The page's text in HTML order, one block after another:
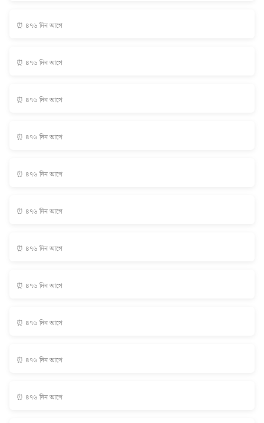
⏰ ৪৭৬ দিন আগে
⏰ ৪৭৬ দিন আগে
⏰ ৪৭৬ দিন আগে
⏰ ৪৭৬ দিন আগে
⏰ ৪৭৬ দিন আগে
⏰ ৪৭৬ দিন আগে
⏰ ৪৭৬ দিন আগে
⏰ ৪৭৬ দিন আগে
⏰ ৪৭৬ দিন আগে
⏰ ৪৭৬ দিন আগে
⏰ ৪৭৬ দিন আগে